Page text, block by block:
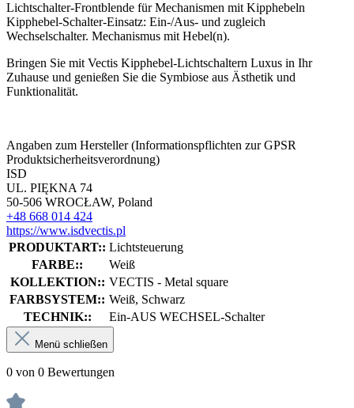
Lichtschalter-Frontblende für Mechanismen mit Kipphebeln
Kipphebel-Schalter-Einsatz: Ein-/Aus- und zugleich
Wechselschalter. Mechanismus mit Hebel(n).
Bringen Sie mit Vectis Kipphebel-Lichtschaltern Luxus in Ihr
Zuhause und genießen Sie die Symbiose aus Ästhetik und
Funktionalität.
Angaben zum Hersteller (Informationspflichten zur GPSR
Produktsicherheitsverordnung)
ISD
UL. PIĘKNA 74
50-506 WROCŁAW, Poland
+48 668 014 424
https://www.isdvectis.pl
PRODUKTART:: Lichtsteuerung
FARBE::
Weiß
KOLLEKTION:: VECTIS - Metal square
FARBSYSTEM:: Weiß, Schwarz
TECHNIK::
Ein-AUS WECHSEL-Schalter
Menü schließen
0 von 0 Bewertungen